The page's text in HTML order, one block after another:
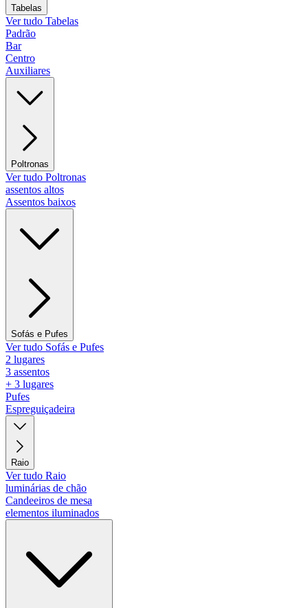
Tabelas
Ver tudo Tabelas
Padrão
Bar
Centro
Auxiliares
Poltronas
Ver tudo Poltronas
assentos altos
Assentos baixos
Sofás e Pufes
Ver tudo Sofás e Pufes
2 lugares
3 assentos
+ 3 lugares
Pufes
Espreguiçadeira
Raio
Ver tudo Raio
luminárias de chão
Candeeiros de mesa
elementos iluminados